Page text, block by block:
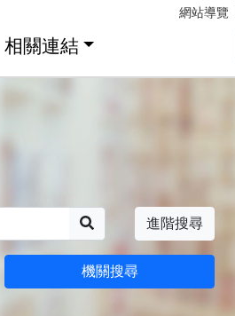
網站導覽
相關連結
進階搜尋
機關搜尋